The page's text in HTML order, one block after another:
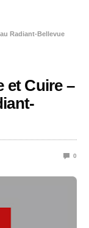
Radiant-Bellevue
et Cuire –
0